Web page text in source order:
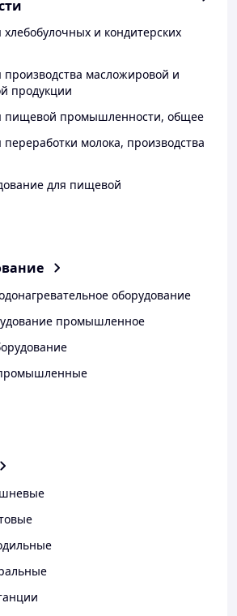
и кондитерских
масложировой и
продукции
пищевой промышленности, общее
молока, производства
для пищевой
оборудование
промышленное